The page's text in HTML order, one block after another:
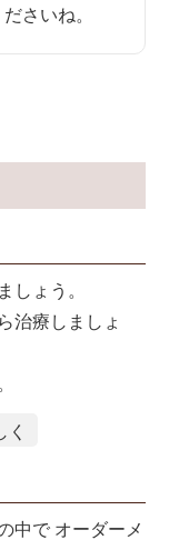
さいね。
しょう。
治療しましょ
く
中で オーダーメ